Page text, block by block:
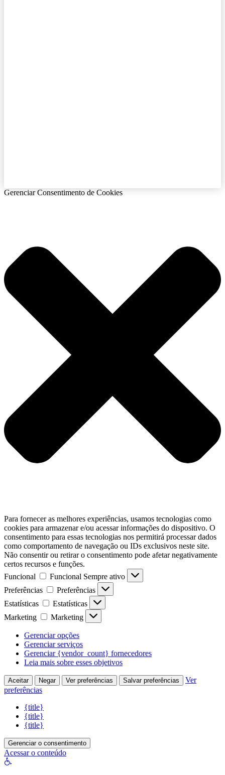
Gerenciar Consentimento de Cookies
Para fornecer as melhores experiências, usamos tecnologias como
cookies para armazenar e/ou acessar informações do dispositivo. O
consentimento para essas tecnologias nos permitirá processar dados
como comportamento de navegação ou IDs exclusivos neste site.
Não consentir ou retirar o consentimento pode afetar negativamente
certos recursos e funções.
Funcional
Funcional Sempre ativo
Preferências
Preferências
Estatísticas
Estatísticas
Marketing
Marketing
Gerenciar opções
Gerenciar serviços
Gerenciar {vendor_count} fornecedores
Leia mais sobre esses objetivos
Aceitar Negar Ver preferências Salvar preferências
Ver
preferências
{title}
{title}
{title}
Gerenciar o consentimento
Acessar o conteúdo
Abrir